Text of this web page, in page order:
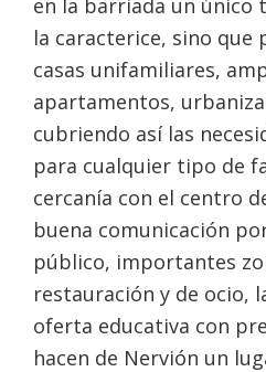
la caracterice, sino que
casas unifamiliares,
apartamentos,
cubriendo así las
para cualquier tipo de
cercanía con el centro
buena comunicación
público, importantes
restauración y de ocio,
oferta educativa con
hacen de Nervión un